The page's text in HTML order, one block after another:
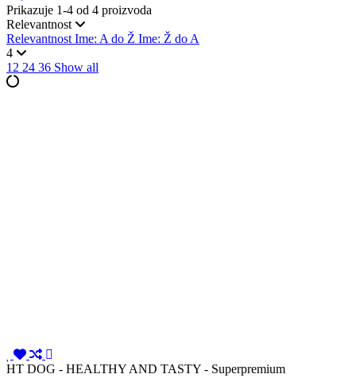
Prikazuje 1-4 od 4 proizvoda
Relevantnost
RelevantnostIme: A do Ž Ime: Ž do A
4
12 24 36 Show all
HT DOG - HEALTHY AND TASTY - Superpremium